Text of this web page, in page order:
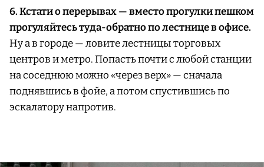
6. Кстати о перерывах — вместо прогулки пешком
прогуляйтесь туда-обратно по лестнице в офисе.
Ну а в городе — ловите лестницы торговых
центров и метро. Попасть почти с любой станции
на соседнюю можно «через верх» — сначала
поднявшись в фойе, а потом спустившись по
эскалатору напротив.